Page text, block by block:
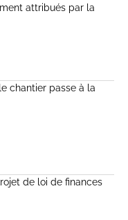
attribués par la
chantier passe à la
de loi de finances